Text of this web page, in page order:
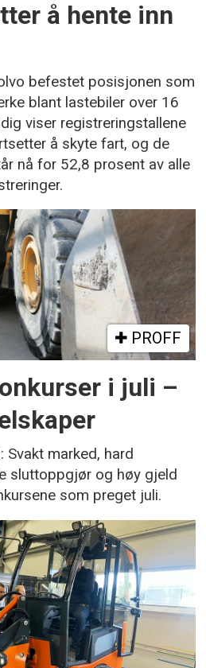
å hente inn
befestet posisjonen som
blant lastebiler over 16
viser registreringstallene
å skyte fart, og de
nå for 52,8 prosent av alle
PROFF
i juli –
Svakt marked, hard
sluttoppgjør og høy gjeld
som preget juli.